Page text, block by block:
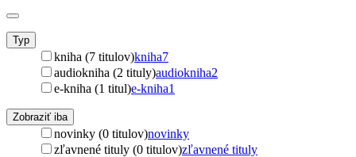
Typ
kniha (7 titulov)kniha7
audiokniha (2 tituly)audiokniha2
e-kniha (1 titul)e-kniha1
Zobraziť iba
novinky (0 titulov)novinky
zľavnené tituly (0 titulov)zľavnené tituly